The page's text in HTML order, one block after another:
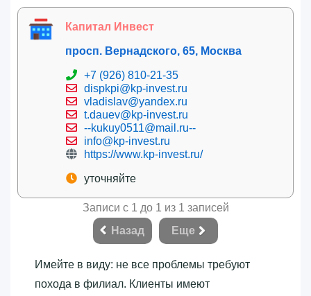
Капитал Инвест
просп. Вернадского, 65, Москва
+7 (926) 810-21-35
dispkpi@kp-invest.ru
vladislav@yandex.ru
t.dauev@kp-invest.ru
--kukuy0511@mail.ru--
info@kp-invest.ru
https://www.kp-invest.ru/
уточняйте
Записи с 1 до 1 из 1 записей
Назад
Еще
Имейте в виду: не все проблемы требуют
похода в филиал. Клиенты имеют